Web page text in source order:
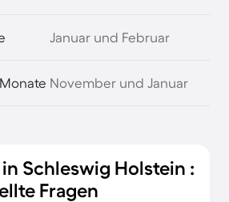
Januar und Februar
November und Januar
Schleswig Holstein :
Fragen